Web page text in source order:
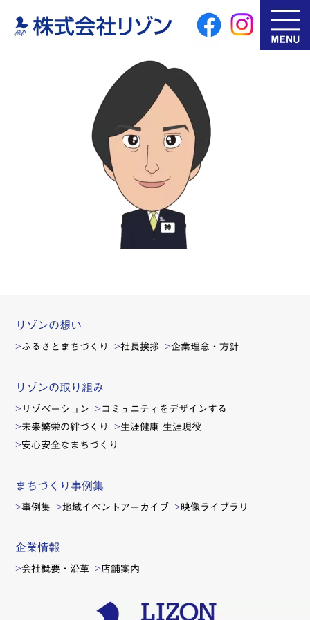
リゾンの想い
ふるさとまちづくり 社長挨拶 企業理念・方針
リゾンの取り組み
リゾベーション コミュニティをデザインする
未来繁栄の絆づくり 生涯健康 生涯現役
安心安全なまちづくり
まちづくり事例集
事例集 地域イベントアーカイブ 映像ライブラリ
企業情報
会社概要・沿革 店舗案内